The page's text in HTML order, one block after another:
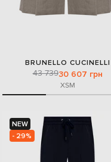
BRUNELLO CUCINELLI
43 73930 607 грн
XSM
NEW
- 29%